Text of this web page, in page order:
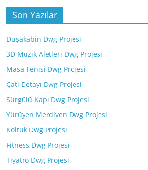
Son Yazılar
Duşakabin Dwg Projesi
3D Müzik Aletleri Dwg Projesi
Masa Tenisi Dwg Projesi
Çatı Detayı Dwg Projesi
Sürgülü Kapı Dwg Projesi
Yürüyen Merdiven Dwg Projesi
Koltuk Dwg Projesi
Fitness Dwg Projesi
Tiyatro Dwg Projesi